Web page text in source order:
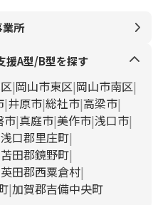
所
援A型/B型を探す
岡山市東区 岡山市南区
井原市 総社市 高梁市
市 真庭市 美作市 浅口市
浅口郡里庄町
苫田郡鏡野町
英田郡西粟倉村
加賀郡吉備中央町